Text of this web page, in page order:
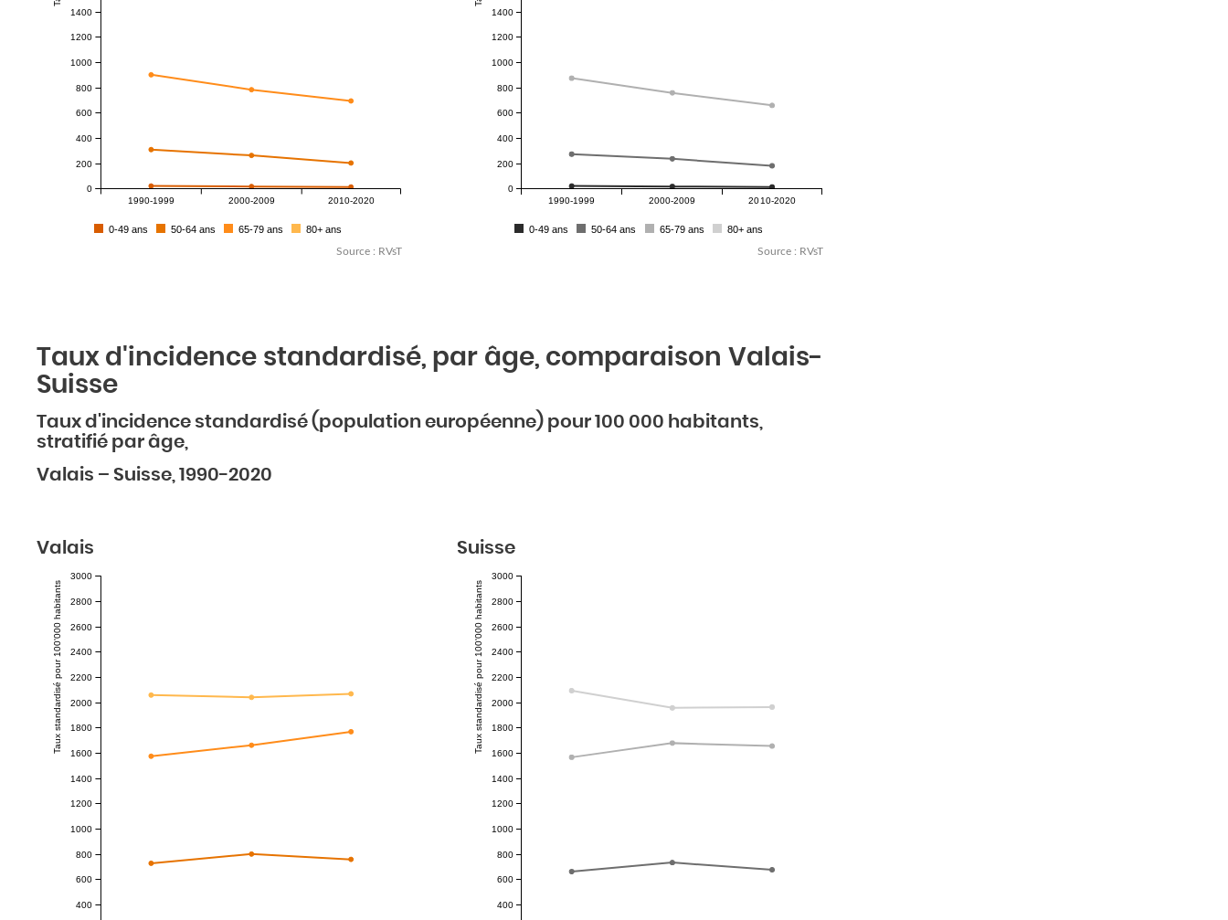
1990-1999 2000-2009 2010-2020
0
200
400
600
800
1000
1200
1400
0-49 ans 50-64 ans 65-79 ans
80+ ans
Source : RVsT
1990-1999 2000-2009 2010-2020
0
200
400
600
800
1000
1200
1400
0-49 ans 50-64 ans 65-79 ans
80+ ans
Source : RVsT
Taux d'incidence standardisé, par âge, comparaison Valais-
Suisse
Taux d'incidence standardisé (population européenne) pour 100 000 habitants,
stratifié par âge,
Valais – Suisse, 1990-2020
Valais
Taux standardisé pour 100'000 habitants
400
600
800
1000
1200
1400
1600
1800
2000
2200
2400
2600
2800
3000
Suisse
Taux standardisé pour 100'000 habitants
400
600
800
1000
1200
1400
1600
1800
2000
2200
2400
2600
2800
3000